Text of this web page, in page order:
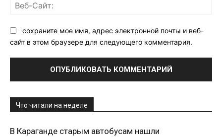
сохраните мое имя, адрес электронной почты и веб-
сайт в этом браузере для следующего комментария.
Что читали на неделе
В Караганде старым автобусам нашли